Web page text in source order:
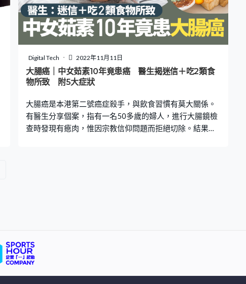
到有效改善，不再出血。 5大高危人士易患靜脈曲張 根據
仁安醫院在網站刊登了有關靜脈曲張的文章指，人體的靜
脈系統負責把血液帶回心臟，當中可分為深層及表層靜
脈。深層靜脈在肌肉裡面，表層靜脈在皮膚下面，靜脈曲
張是指表層的靜脈系統出現問題。正常的腿部靜脈都有瓣
膜，防止血液受地心吸力影響倒流，如瓣膜出現問題而不
能正常合上，血液便淤積於腿部靜脈，長期使靜脈血管變
重程度可分為六級，腳部浮現的青筋
Digital Tech 2022年11月11日
大腸癌｜中女茹素10年竟患癌 醫生揭迷信＋吃2類食
物所致 附5大症狀
大腸癌是本港第二號癌症殺手，與飲食習慣有莫大關係。
有醫生分享個案，指有一名50多歲的婦人，進行大腸鏡檢
查時發現有瘜肉，惟因宗教信仰問題而拒絕切除。結果兩
除，亦建議她半年內亦一定要再來做第二次檢查，惟婦人
未有理會。直至兩年後，該名婦人因大便出血而再次求
醫，進行第二次大腸鏡檢查，結果證實患上大腸癌第三